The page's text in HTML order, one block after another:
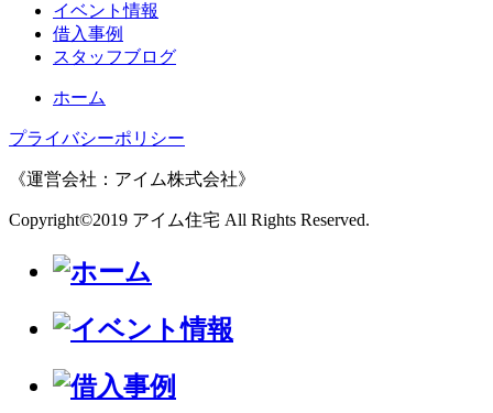
イベント情報
借入事例
スタッフブログ
ホーム
プライバシーポリシー
《運営会社：アイム株式会社》
Copyright©2019 アイム住宅 All Rights Reserved.